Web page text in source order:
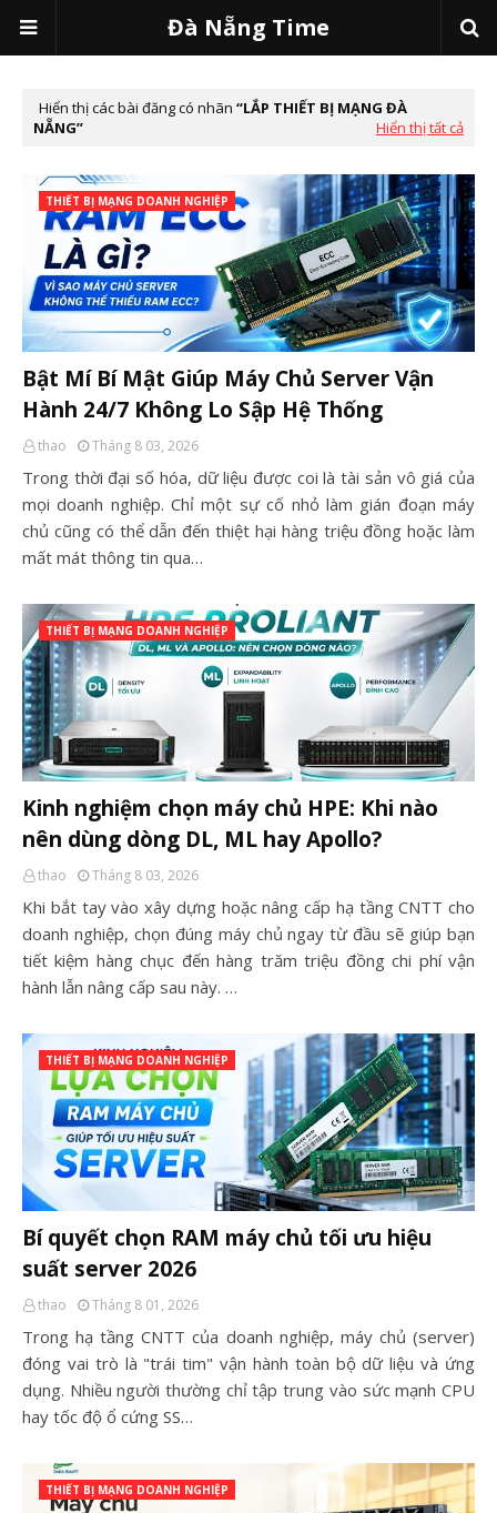
Đà Nẵng Time
Hiển thị các bài đăng có nhãn
LẮP THIẾT BỊ MẠNG ĐÀ
NẴNG
Hiển thị tất cả
THIẾT BỊ MẠNG DOANH NGHIỆP
Bật Mí Bí Mật Giúp Máy Chủ Server Vận
Hành 24/7 Không Lo Sập Hệ Thống
thao Tháng 8 03, 2026
Trong thời đại số hóa, dữ liệu được coi là tài sản vô giá của
mọi doanh nghiệp. Chỉ một sự cố nhỏ làm gián đoạn máy
chủ cũng có thể dẫn đến thiệt hại hàng triệu đồng hoặc làm
mất mát thông tin qua…
THIẾT BỊ MẠNG DOANH NGHIỆP
Kinh nghiệm chọn máy chủ HPE: Khi nào
nên dùng dòng DL, ML hay Apollo?
thao Tháng 8 03, 2026
Khi bắt tay vào xây dựng hoặc nâng cấp hạ tầng CNTT cho
doanh nghiệp, chọn đúng máy chủ ngay từ đầu sẽ giúp bạn
tiết kiệm hàng chục đến hàng trăm triệu đồng chi phí vận
hành lẫn nâng cấp sau này. …
THIẾT BỊ MẠNG DOANH NGHIỆP
Bí quyết chọn RAM máy chủ tối ưu hiệu
suất server 2026
thao Tháng 8 01, 2026
Trong hạ tầng CNTT của doanh nghiệp, máy chủ (server)
đóng vai trò là "trái tim" vận hành toàn bộ dữ liệu và ứng
dụng. Nhiều người thường chỉ tập trung vào sức mạnh CPU
hay tốc độ ổ cứng SS…
THIẾT BỊ MẠNG DOANH NGHIỆP